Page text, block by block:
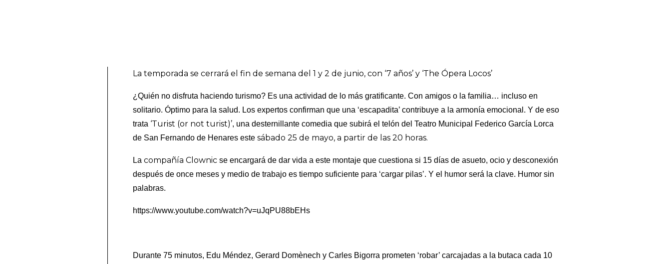
La temporada se cerrará el fin de semana del 1 y 2 de junio, con ‘7 años’ y ‘The Ópera Locos’
¿Quién no disfruta haciendo turismo? Es una actividad de lo más gratificante. Con amigos o la familia… incluso en
solitario. Óptimo para la salud. Los expertos confirman que una ‘escapadita’ contribuye a la armonía emocional. Y de eso
trata ‘Turist (or not turist)’, una desternillante comedia que subirá el telón del Teatro Municipal Federico García Lorca
de San Fernando de Henares estesábado 25 de mayo, a partir de las 20 horas.
Lacompañía Clownic se encargará de dar vida a este montaje que cuestiona si 15 días de asueto, ocio y desconexión
después de once meses y medio de trabajo es tiempo suficiente para ‘cargar pilas’. Y el humor será la clave. Humor sin
palabras.
https://www.youtube.com/watch?v=uJqPU88bEHs
Durante 75 minutos, Edu Méndez, Gerard Domènech y Carles Bigorra prometen ‘robar’ carcajadas a la butaca cada 10